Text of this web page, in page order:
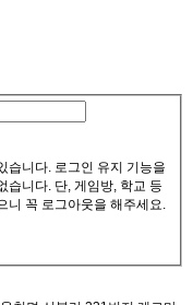
습니다. 로그인 유지 기능을
습니다. 단, 게임방, 학교 등
니 꼭 로그아웃을 해주세요.